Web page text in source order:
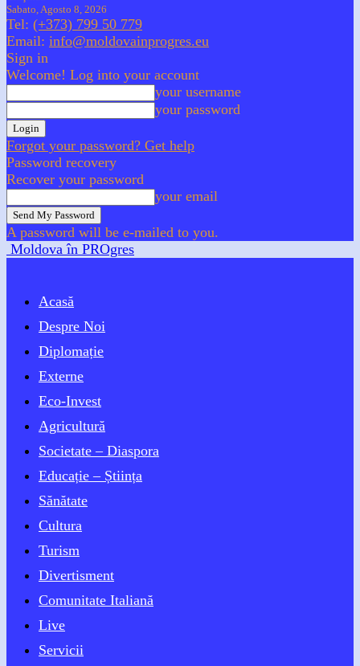
Sabato, Agosto 8, 2026
Tel: (+373) 799 50 779
Email: info@moldovainprogres.eu
Sign in
Welcome! Log into your account
your username
your password
Forgot your password? Get help
Password recovery
Recover your password
your email
A password will be e-mailed to you.
Moldova în PROgres
Acasă
Despre Noi
Diplomație
Externe
Eco-Invest
Agricultură
Societate – Diaspora
Educație – Știința
Sănătate
Cultura
Turism
Divertisment
Comunitate Italiană
Live
Servicii